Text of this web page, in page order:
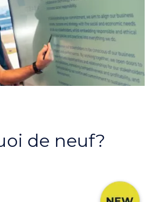
de neuf?